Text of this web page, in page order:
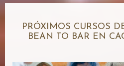
PRÓXIMOS CURSOS
BEAN TO BAR EN